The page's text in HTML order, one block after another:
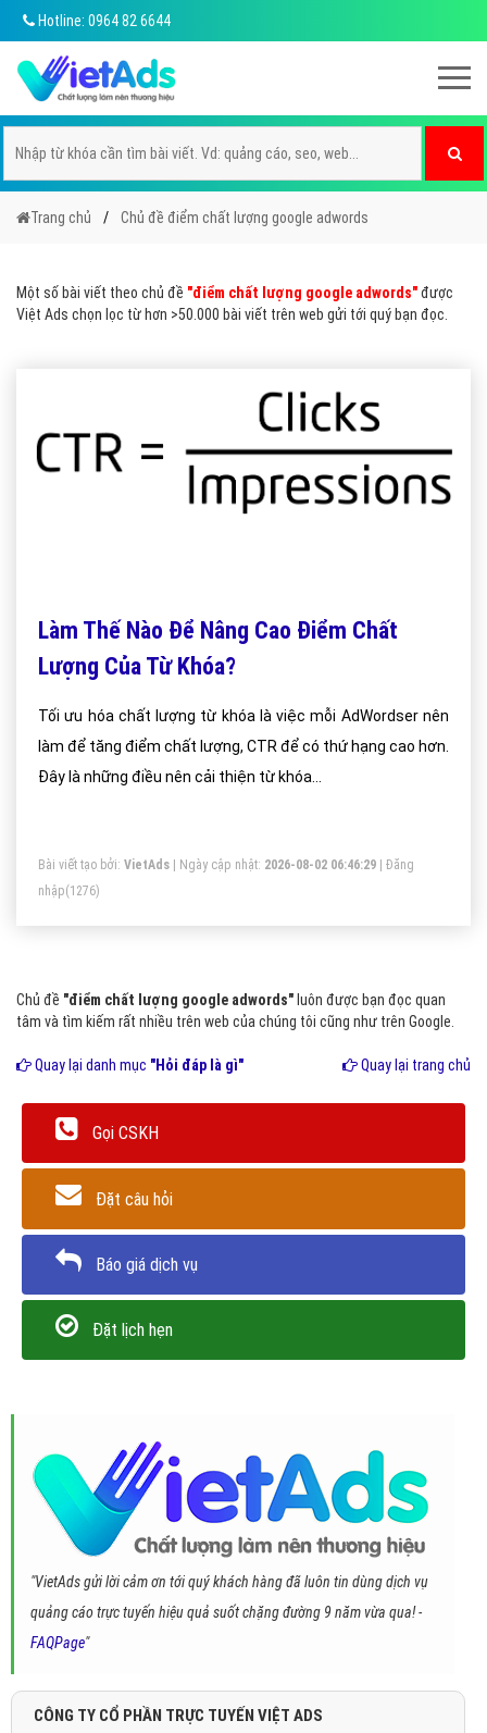
Hotline: 0964 82 6644
Trang chủ Chủ đề điểm chất lượng google adwords
Một số bài viết theo chủ đề "điểm chất lượng google adwords"được
Việt Ads chọn lọc từ hơn >50.000 bài viết trên web gửi tới quý bạn đọc.
Làm Thế Nào Để Nâng Cao Điểm Chất
Lượng Của Từ Khóa?
Tối ưu hóa chất lượng từ khóa là việc mỗi AdWordser nên
làm để tăng điểm chất lượng, CTR để có thứ hạng cao hơn.
Đây là những điều nên cải thiện từ khóa...
Bài viết tạo bởi: VietAds | Ngày cập nhật: 2026-08-02 06:46:29
Đăng
nhập(1276)
Chủ đề "điểm chất lượng google adwords" luôn được bạn đọc quan
tâm và tìm kiếm rất nhiều trên web của chúng tôi cũng như trên Google.
Quay lại danh mục "Hỏi đáp là gì" Quay lại trang chủ
Gọi CSKH
Đặt câu hỏi
Báo giá dịch vụ
Đặt lịch hẹn
"VietAds gửi lời cảm ơn tới quý khách hàng đã luôn tin dùng dịch vụ
quảng cáo trực tuyến hiệu quả suốt chặng đường 9 năm vừa qua! -
FAQPage"
CÔNG TY CỔ PHẦN TRỰC TUYẾN VIỆT ADS